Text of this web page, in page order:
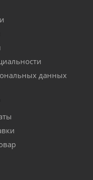
данных